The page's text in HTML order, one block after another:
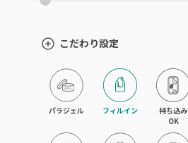
下北沢・代々木上原
目黒・戸越・武蔵小山
北千住・町屋・亀有
錦糸町・小岩・青砥
こだわり設定
パラジェル フィルイン
持ち込み
OK